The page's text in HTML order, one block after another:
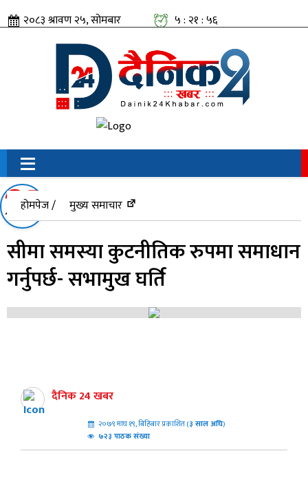
२०८३ श्रावण २५, सोमबार
५ : २१ : ५७
सामाजिक संजालतिर:
होमपेज / मुख्य समाचार
सीमा समस्या कुटनीतिक रुपमा समाधान
गर्नुपर्छ- सभामुख घर्ति
दैनिक 24 खबर
२०७९ माघ १९, बिहिबार प्रकाशित (३ साल अघि)
७२३ पाठक संख्या